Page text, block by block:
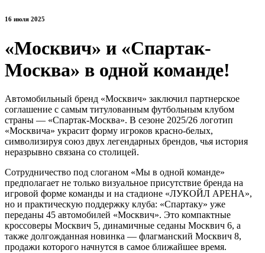
16 июля 2025
«Москвич» и «Спартак-
Москва» в одной команде!
Автомобильный бренд «Москвич» заключил партнерское
соглашение с самым титулованным футбольным клубом
страны — «Спартак-Москва». В сезоне 2025/26 логотип
«Москвича» украсит форму игроков красно-белых,
символизируя союз двух легендарных брендов, чья история
неразрывно связана со столицей.
Сотрудничество под слоганом «Мы в одной команде»
предполагает не только визуальное присутствие бренда на
игровой форме команды и на стадионе «ЛУКОЙЛ АРЕНА»,
но и практическую поддержку клуба: «Спартаку» уже
переданы 45 автомобилей «Москвич». Это компактные
кроссоверы Москвич 5, динамичные седаны Москвич 6, а
также долгожданная новинка — флагманский Москвич 8,
продажи которого начнутся в самое ближайшее время.